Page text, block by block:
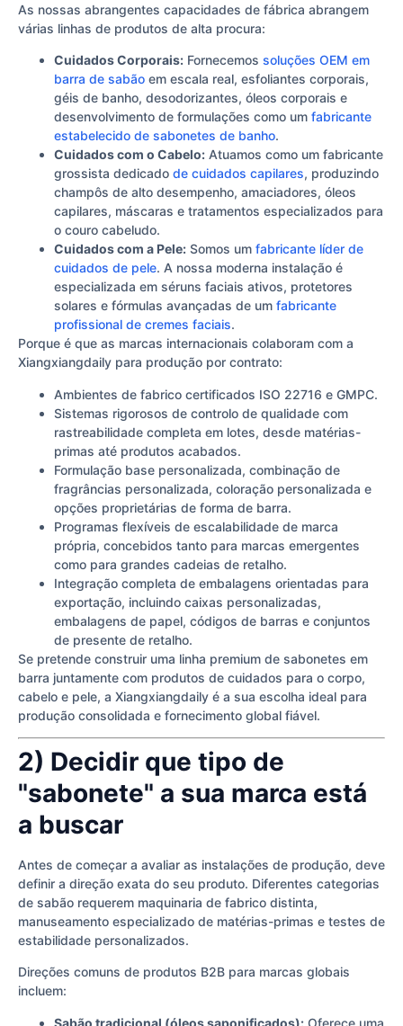
As nossas abrangentes capacidades de fábrica abrangem
várias linhas de produtos de alta procura:
Cuidados Corporais: Fornecemos soluções OEM em
barra de sabão em escala real, esfoliantes corporais,
géis de banho, desodorizantes, óleos corporais e
desenvolvimento de formulações como um fabricante
estabelecido de sabonetes de banho.
Cuidados com o Cabelo: Atuamos como um fabricante
grossista dedicado de cuidados capilares, produzindo
champôs de alto desempenho, amaciadores, óleos
capilares, máscaras e tratamentos especializados para
o couro cabeludo.
Cuidados com a Pele: Somos um fabricante líder de
cuidados de pele. A nossa moderna instalação é
especializada em séruns faciais ativos, protetores
solares e fórmulas avançadas de um fabricante
profissional de cremes faciais.
Porque é que as marcas internacionais colaboram com a
Xiangxiangdaily para produção por contrato:
Ambientes de fabrico certificados ISO 22716 e GMPC.
Sistemas rigorosos de controlo de qualidade com
rastreabilidade completa em lotes, desde matérias-
primas até produtos acabados.
Formulação base personalizada, combinação de
fragrâncias personalizada, coloração personalizada e
opções proprietárias de forma de barra.
Programas flexíveis de escalabilidade de marca
própria, concebidos tanto para marcas emergentes
como para grandes cadeias de retalho.
Integração completa de embalagens orientadas para
exportação, incluindo caixas personalizadas,
embalagens de papel, códigos de barras e conjuntos
de presente de retalho.
Se pretende construir uma linha premium de sabonetes em
barra juntamente com produtos de cuidados para o corpo,
cabelo e pele, a Xiangxiangdaily é a sua escolha ideal para
produção consolidada e fornecimento global fiável.
2) Decidir que tipo de
"sabonete" a sua marca está
a buscar
Antes de começar a avaliar as instalações de produção, deve
definir a direção exata do seu produto. Diferentes categorias
de sabão requerem maquinaria de fabrico distinta,
manuseamento especializado de matérias-primas e testes de
estabilidade personalizados.
Direções comuns de produtos B2B para marcas globais
incluem:
Sabão tradicional (óleos saponificados): Oferece uma